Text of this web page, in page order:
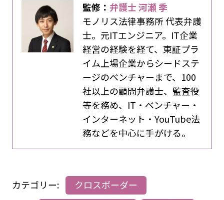
監修：弁護士 河瀬 季
モノリス法律事務所 代表弁護
士。元ITエンジニア。IT企業
経営の経験を経て、東証プラ
イム上場企業からシードステ
ージのベンチャーまで、100
社以上の顧問弁護士、監査役
等を務め、IT・ベンチャー・
インターネット・YouTube法
務などを中心に手がける。
カテゴリー:
クロスボーダー